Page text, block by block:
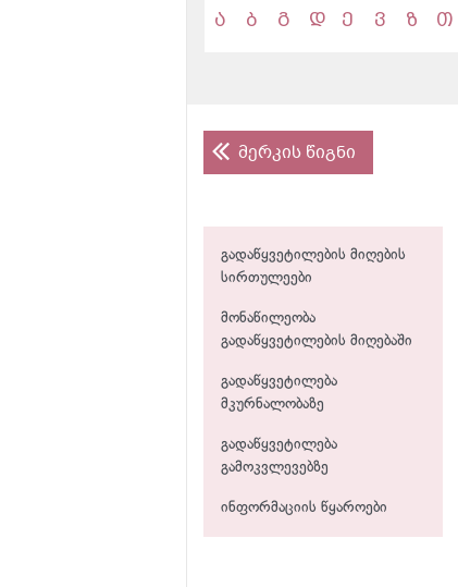
ა ბ გ დ ე ვ ზ თ
მერკის წიგნი
გადაწყვეტილების მიღების
სირთულეები
მონაწილეობა
გადაწყვეტილების მიღებაში
გადაწყვეტილება
მკურნალობაზე
გადაწყვეტილება
გამოკვლევებზე
ინფორმაციის წყაროები